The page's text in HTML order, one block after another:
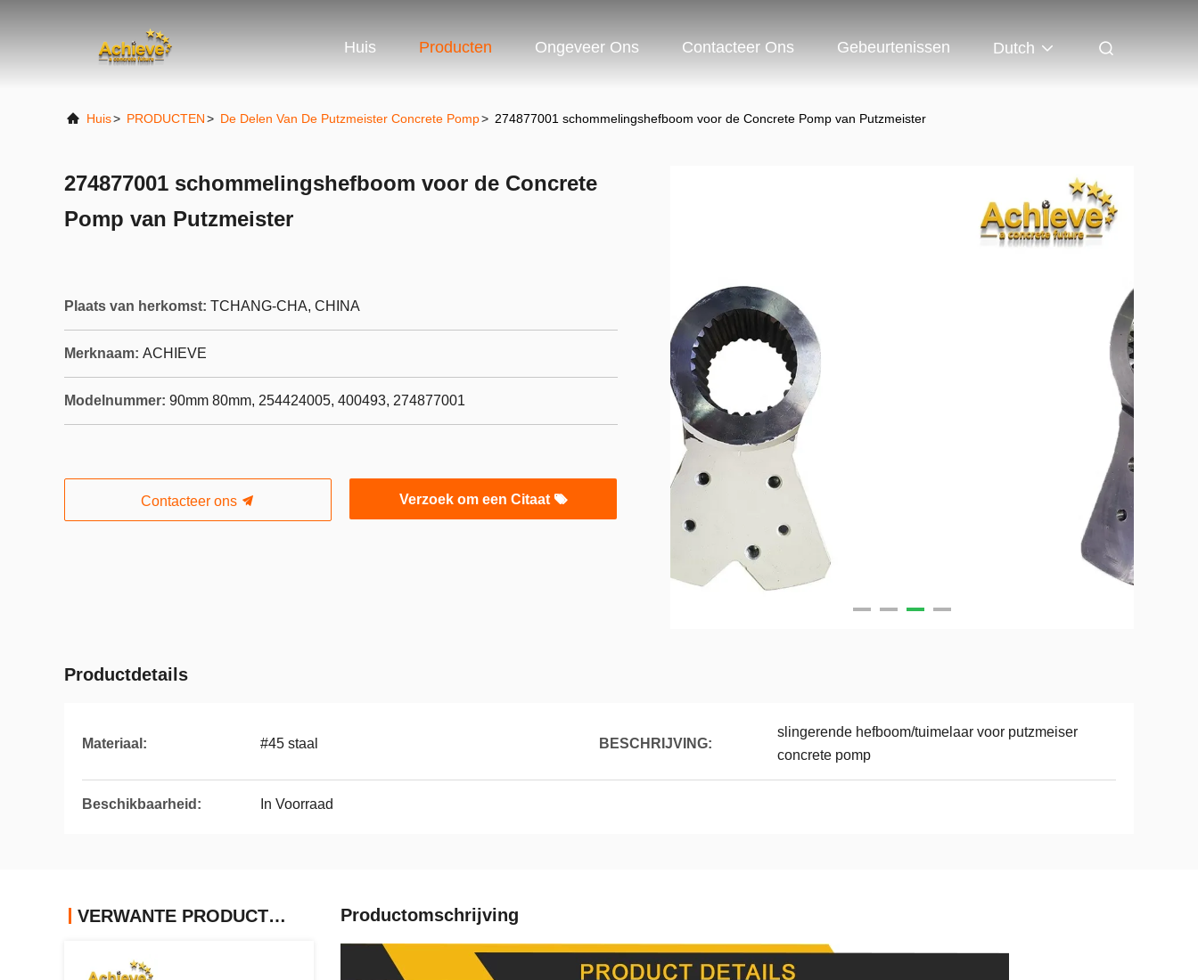
Huis Producten Ongeveer Ons Contacteer Ons Gebeurtenissen Dutch
Huis> PRODUCTEN> De Delen Van De Putzmeister Concrete Pomp> 274877001 schommelingshefboom voor de Concrete Pomp van Putzmeister
274877001 schommelingshefboom voor de Concrete
Pomp van Putzmeister
Plaats van herkomst: TCHANG-CHA, CHINA
Merknaam: ACHIEVE
Modelnummer: 90mm 80mm, 254424005, 400493, 274877001
Contacteer ons Verzoek om een Citaat
Productdetails
Materiaal: #45 staal BESCHRIJVING:
slingerende hefboom/tuimelaar voor putzmeiser
concrete pomp
Beschikbaarheid: In Voorraad
VERWANTE PRODUCTEN Productomschrijving